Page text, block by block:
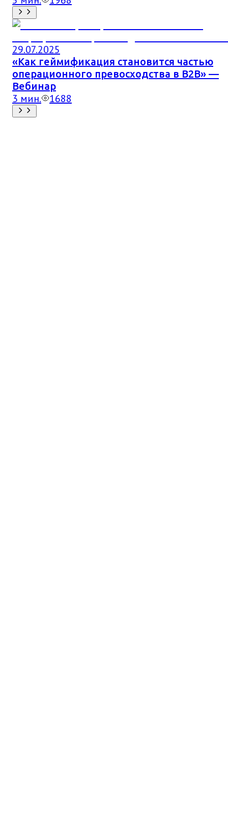
29.07.2025
«Как геймификация становится частью
операционного превосходства в B2B» —
Вебинар
3 мин. 1688